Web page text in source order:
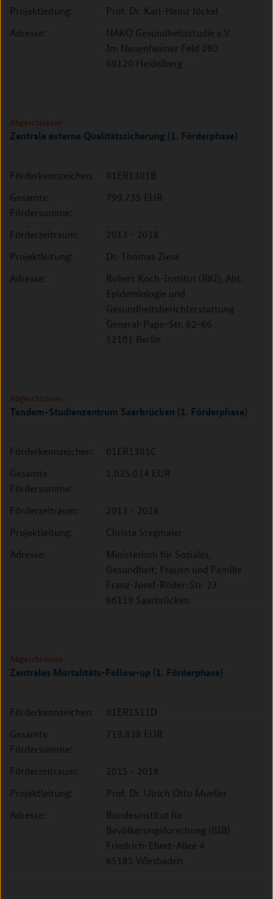
Projektleitung:
Prof. Dr. Karl-Heinz Jöckel
Adresse:
NAKO Gesundheitsstudie e.V.
Im Neuenheimer Feld 280
69120 Heidelberg
Abgeschlossen
Zentrale externe Qualitätssicherung (1. Förderphase)
Förderkennzeichen:
01ER1301B
Gesamte
Fördersumme:
799.735 EUR
Förderzeitraum:
2013 - 2018
Projektleitung:
Dr. Thomas Ziese
Adresse:
Robert Koch-Institut (RKI), Abt.
Epidemiologie und
Gesundheitsberichterstattung
General-Pape-Str. 62-66
12101 Berlin
Abgeschlossen
Tandem-Studienzentrum Saarbrücken (1. Förderphase)
Förderkennzeichen:
01ER1301C
Gesamte
Fördersumme:
1.035.014 EUR
Förderzeitraum:
2013 - 2018
Projektleitung:
Christa Stegmaier
Adresse:
Ministerium für Soziales,
Gesundheit, Frauen und Familie
Franz-Josef-Röder-Str. 23
66119 Saarbrücken
Abgeschlossen
Zentrales Mortalitäts-Follow-up (1. Förderphase)
Förderkennzeichen:
01ER1511D
Gesamte
Fördersumme:
719.838 EUR
Förderzeitraum:
2015 - 2018
Projektleitung:
Prof. Dr. Ulrich Otto Mueller
Adresse:
Bundesinstitut für
Bevölkerungsforschung (BIB)
Friedrich-Ebert-Allee 4
65185 Wiesbaden